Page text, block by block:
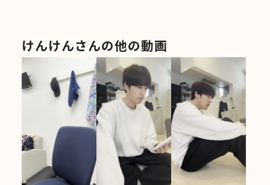
けんけんさんの他の動画